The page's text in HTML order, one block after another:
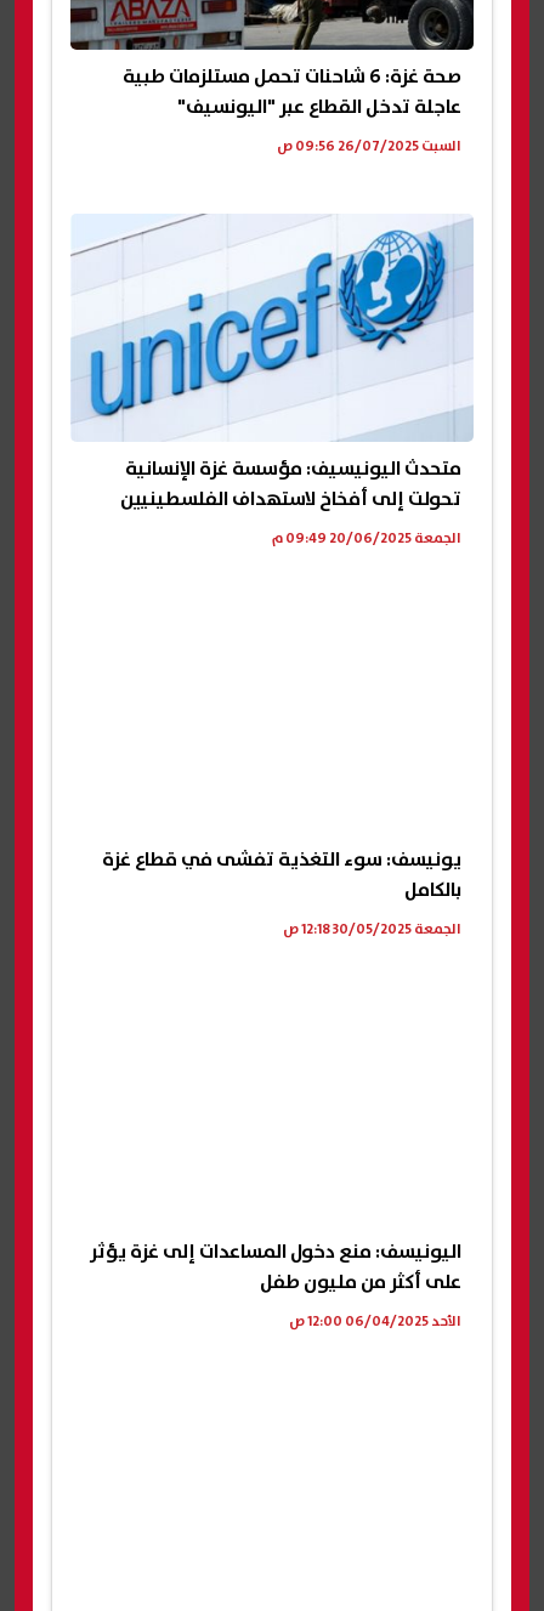
صحة غزة: 6 شاحنات تحمل مستلزمات طبية
عاجلة تدخل القطاع عبر "اليونسيف"
السبت 26/07/2025 09:56 ص
متحدث اليونيسيف: مؤسسة غزة الإنسانية
تحولت إلى أفخاخ لاستهداف الفلسطينيين
الجمعة 20/06/2025 09:49 م
يونيسف: سوء التغذية تفشى في قطاع غزة
بالكامل
الجمعة 30/05/2025 12:18 ص
اليونيسف: منع دخول المساعدات إلى غزة يؤثر
على أكثر من مليون طفل
الأحد 06/04/2025 12:00 ص